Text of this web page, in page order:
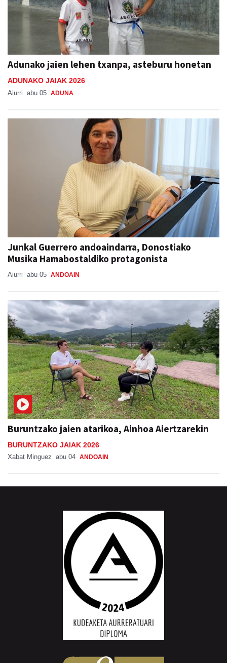
Adunako jaien lehen txanpa, asteburu honetan
ADUNAKO JAIAK 2026
Aiurri abu 05 ADUNA
Junkal Guerrero andoaindarra, Donostiako
Musika Hamabostaldiko protagonista
Aiurri abu 05 ANDOAIN
Buruntzako jaien atarikoa, Ainhoa Aiertzarekin
BURUNTZAKO JAIAK 2026
Xabat Minguez abu 04 ANDOAIN